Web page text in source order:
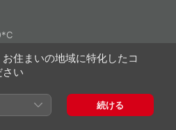
作品
住まいの地域に特化したコ
さい
続ける